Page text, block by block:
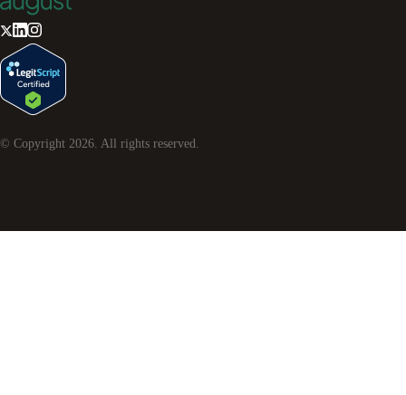
© Copyright 2026 . All rights reserved.